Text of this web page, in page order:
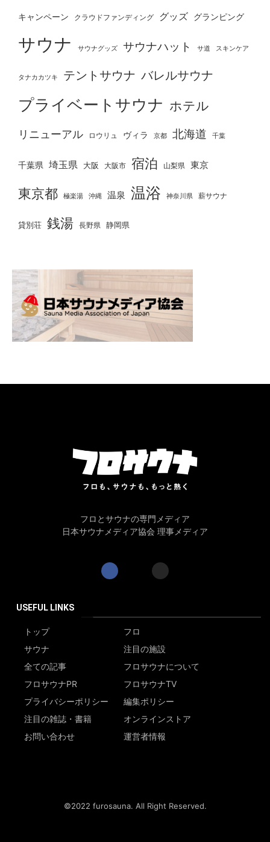
キャンペーン クラウドファンディング グッズ グランピング
サウナ サウナグッズ サウナハット サ道 スキンケア
タナカカツキ テントサウナ バレルサウナ
プライベートサウナ ホテル
リニューアル ロウリュ ヴィラ 京都 北海道 千葉
千葉県 埼玉県 大阪 大阪市 宿泊 山梨県 東京
東京都 極楽湯 沖縄 温泉 温浴 神奈川県 薪サウナ
貸別荘 銭湯 長野県 静岡県
フロとサウナの専門メディア
日本サウナメディア協会 理事メディア
USEFUL LINKS
トップ
フロ
サウナ
注目の施設
全ての記事
フロサウナについて
フロサウナPR
フロサウナTV
プライバシーポリシー
編集ポリシー
注目の雑誌・書籍
オンラインストア
お問い合わせ
運営者情報
©2022 furosauna. All Right Reserved.